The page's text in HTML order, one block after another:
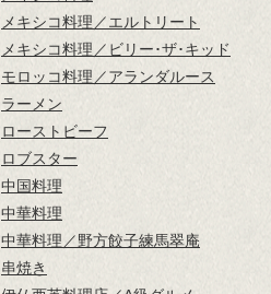
メキシコ料理／エルトリート
メキシコ料理／ビリー･ザ･キッド
モロッコ料理／アランダルース
ラーメン
ローストビーフ
ロブスター
中国料理
中華料理
中華料理／野方餃子練馬翠庵
串焼き